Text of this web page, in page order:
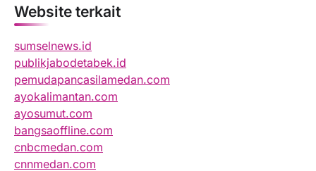
Website terkait
sumselnews.id
publikjabodetabek.id
pemudapancasilamedan.com
ayokalimantan.com
ayosumut.com
bangsaoffline.com
cnbcmedan.com
cnnmedan.com